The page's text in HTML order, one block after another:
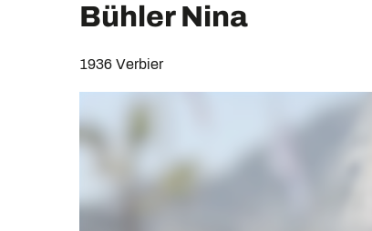
Bühler Nina
1936 Verbier